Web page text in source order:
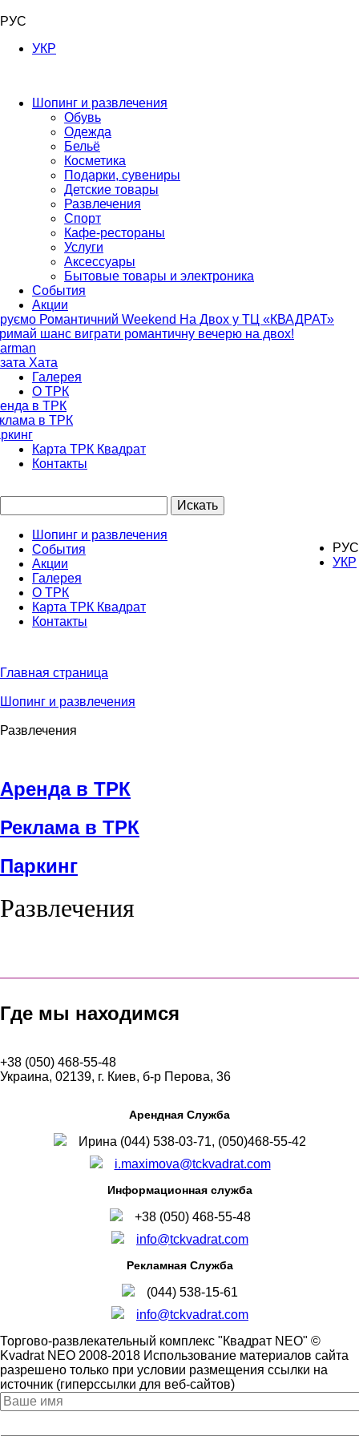
РУС
УКР
Шопинг и развлечения
Обувь
Одежда
Бельё
Косметика
Подарки, сувениры
Детские товары
Развлечения
Спорт
Кафе-рестораны
Услуги
Аксессуары
Бытовые товары и электроника
События
Акции
Романтичний Weekend На Двох у ТЦ «КВАДРАТ»
шанс виграти романтичну вечерю на двох!
Хата
Галерея
О ТРК
в ТРК
в ТРК
Карта ТРК Квадрат
Контакты
Искать
РУС
УКР
Шопинг и развлечения
События
Акции
Галерея
О ТРК
Карта ТРК Квадрат
Контакты
Главная страница
Шопинг и развлечения
Развлечения
Аренда в ТРК
Реклама в ТРК
Паркинг
Развлечения
Где мы находимся
+38 (050) 468-55-48
Украина, 02139, г. Киев, б-р Перова, 36
Арендная Служба
Ирина (044) 538-03-71, (050)468-55-42
i.maximova@tckvadrat.com
Информационная служба
+38 (050) 468-55-48
info@tckvadrat.com
Рекламная Служба
(044) 538-15-61
info@tckvadrat.com
Торгово-развлекательный комплекс "Квадрат NEO" ©
Kvadrat NEO 2008-2018 Использование материалов сайта
разрешено только при условии размещения ссылки на
источник (гиперссылки для веб-сайтов)